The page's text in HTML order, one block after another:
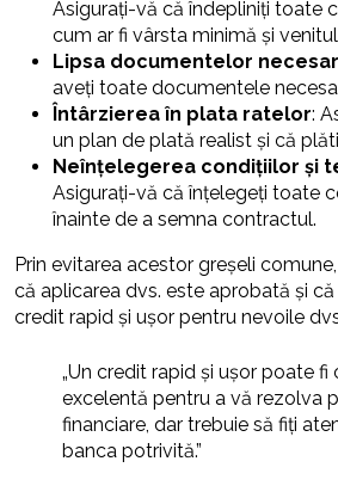
Asigurați-vă că îndepliniți toate
cum ar fi vârsta minimă și
Lipsa documentelor
aveți toate documentele
Întârzierea în plata ratelor:
un plan de plată realist și că
Neînțelegerea condițiilor și
Asigurați-vă că înțelegeți toate
înainte de a semna contractul.
Prin evitarea acestor greșeli
că aplicarea dvs. este aprobată și
credit rapid și ușor pentru nevoile
„Un credit rapid și ușor poate fi
excelentă pentru a vă rezolva
financiare, dar trebuie să fiți
banca potrivită.”